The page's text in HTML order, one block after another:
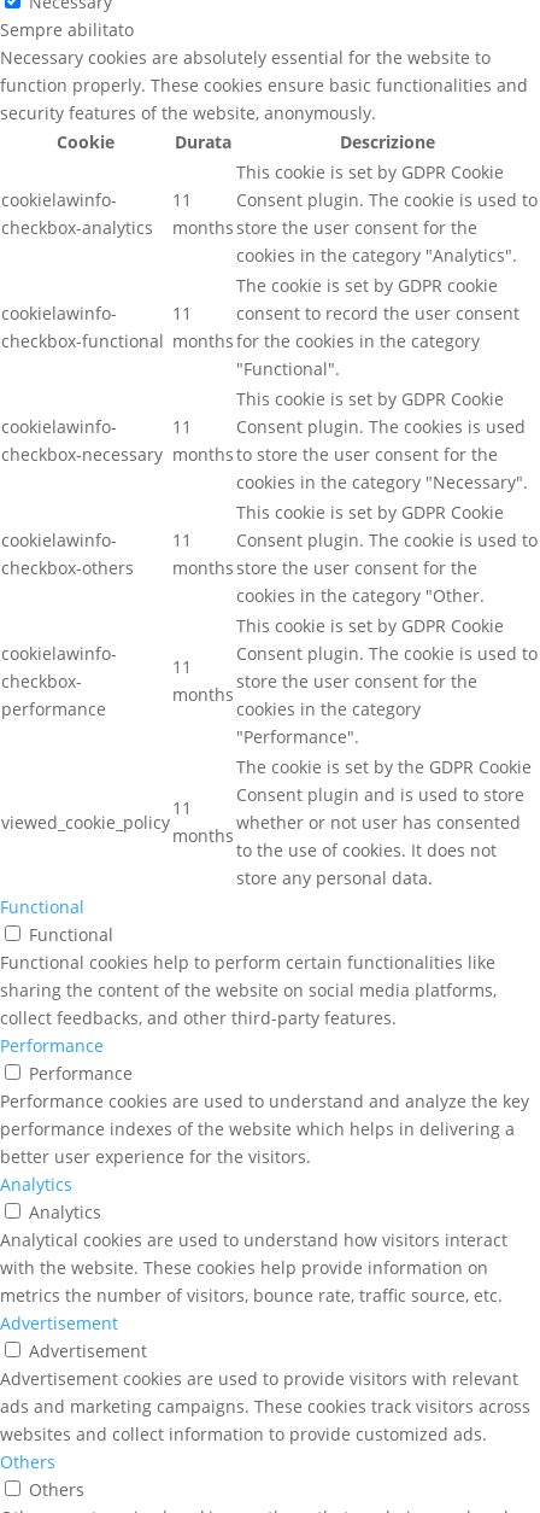
Sempre abilitato
Necessary cookies are absolutely essential for the website to
function properly. These cookies ensure basic functionalities and
security features of the website, anonymously.
Cookie
Durata Descrizione
cookielawinfo-
checkbox-analytics
11
months
This cookie is set by GDPR Cookie
Consent plugin. The cookie is used to
store the user consent for the
cookies in the category "Analytics".
cookielawinfo-
checkbox-functional
11
months
The cookie is set by GDPR cookie
consent to record the user consent
for the cookies in the category
"Functional".
cookielawinfo-
checkbox-necessary
11
months
This cookie is set by GDPR Cookie
Consent plugin. The cookies is used
to store the user consent for the
cookies in the category "Necessary".
cookielawinfo-
checkbox-others
11
months
This cookie is set by GDPR Cookie
Consent plugin. The cookie is used to
store the user consent for the
cookies in the category "Other.
cookielawinfo-
checkbox-
performance
11
months
This cookie is set by GDPR Cookie
Consent plugin. The cookie is used to
store the user consent for the
cookies in the category
"Performance".
viewed_cookie_policy
11
months
The cookie is set by the GDPR Cookie
Consent plugin and is used to store
whether or not user has consented
to the use of cookies. It does not
store any personal data.
Functional
Functional
Functional cookies help to perform certain functionalities like
sharing the content of the website on social media platforms,
collect feedbacks, and other third-party features.
Performance
Performance
Performance cookies are used to understand and analyze the key
performance indexes of the website which helps in delivering a
better user experience for the visitors.
Analytics
Analytics
Analytical cookies are used to understand how visitors interact
with the website. These cookies help provide information on
metrics the number of visitors, bounce rate, traffic source, etc.
Advertisement
Advertisement
Advertisement cookies are used to provide visitors with relevant
ads and marketing campaigns. These cookies track visitors across
websites and collect information to provide customized ads.
Others
Others